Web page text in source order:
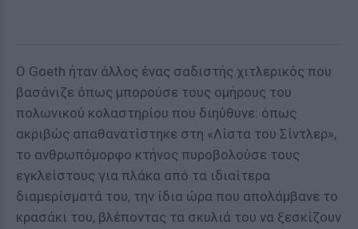
Ο Goeth ήταν άλλος ένας σαδιστής χιτλερικός που
βασάνιζε όπως μπορούσε τους ομήρους του
πολωνικού κολαστηρίου που διηύθυνε: όπως
ακριβώς απαθανατίστηκε στη «Λίστα του Σίντλερ»,
το ανθρωπόμορφο κτήνος πυροβολούσε τους
εγκλείστους για πλάκα από τα ιδιαίτερα
διαμερίσματά του, την ίδια ώρα που απολάμβανε το
κρασάκι του, βλέποντας τα σκυλιά του να ξεσκίζουν